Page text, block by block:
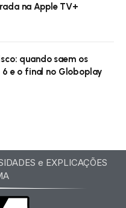
na Apple TV+
quando saem os
6 e o final no Globoplay
e EXPLICAÇÕES